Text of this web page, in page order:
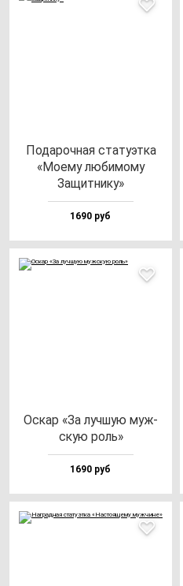
Пода­роч­ная ста­ту­эт­ка
«Моему лю­би­мо­му
Защит­ни­ку»
1690 руб
Оскар «За луч­шую муж­
скую роль»
1690 руб